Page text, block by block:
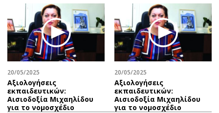
20/05/2025
Αξιολογήσεις
εκπαιδευτικών:
Αισιοδοξία Μιχαηλίδου
για το νομοσχέδιο
20/05/2025
Αξιολογήσεις
εκπαιδευτικών:
Αισιοδοξία Μιχαηλίδου
για το νομοσχέδιο